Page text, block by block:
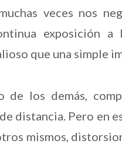
veces nos
exposición
que una simple
los demás,
distancia. Pero en
mismos,